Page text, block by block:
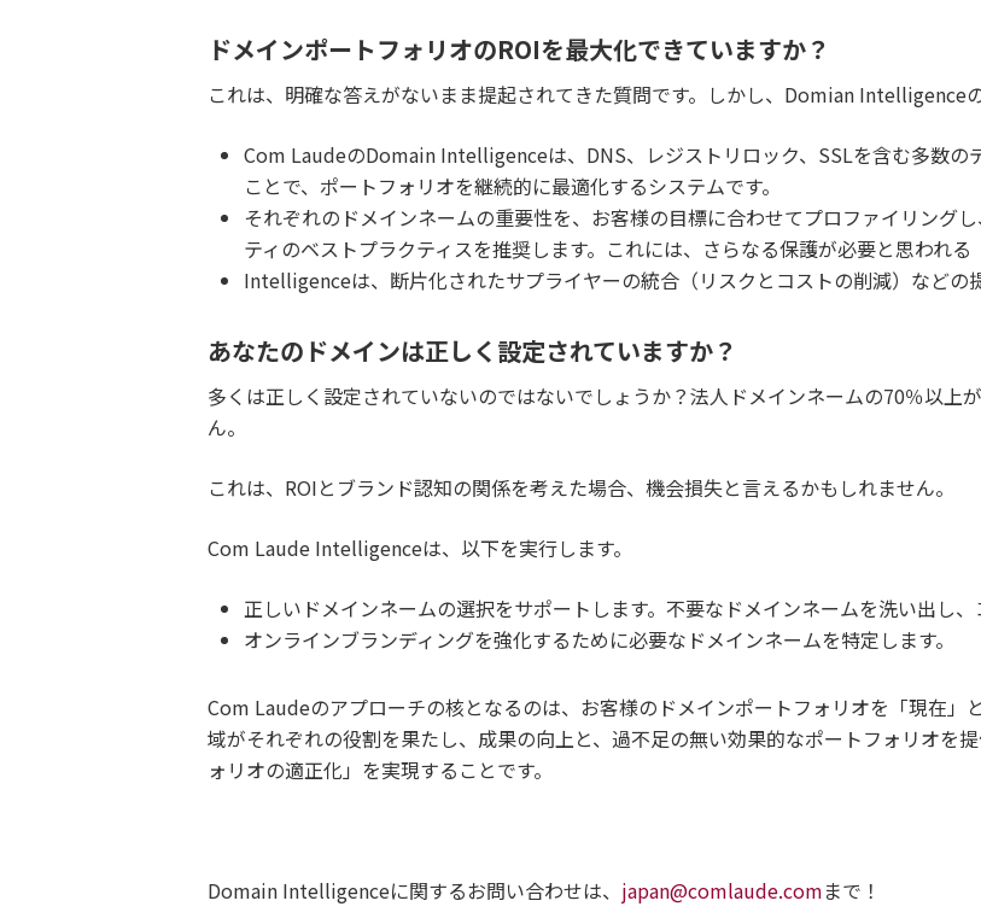
ドメインポートフォリオのROIを最大化できていますか？
これは、明確な答えがないまま提起されてきた質問です。しかし、Domian Intelligence
Com LaudeのDomain Intelligenceは、DNS、レジストリロック、SSLを含む多数の
ことで、ポートフォリオを継続的に最適化するシステムです。
それぞれのドメインネームの重要性を、お客様の目標に合わせてプロファイリング
ティのベストプラクティスを推奨します。これには、さらなる保護が必要と思われる
Intelligenceは、断片化されたサプライヤーの統合（リスクとコストの削減）などの
あなたのドメインは正しく設定されていますか？
多くは正しく設定されていないのではないでしょうか？法人ドメインネームの70％以上
ん。
これは、ROIとブランド認知の関係を考えた場合、機会損失と言えるかもしれません。
Com Laude Intelligenceは、以下を実行します。
正しいドメインネームの選択をサポートします。不要なドメインネームを洗い出し、
オンラインブランディングを強化するために必要なドメインネームを特定します。
Com Laudeのアプローチの核となるのは、お客様のドメインポートフォリオを「現在」
域がそれぞれの役割を果たし、成果の向上と、過不足の無い効果的なポートフォリオを
ォリオの適正化」を実現することです。
Domain Intelligenceに関するお問い合わせは、 japan@comlaude.comまで！